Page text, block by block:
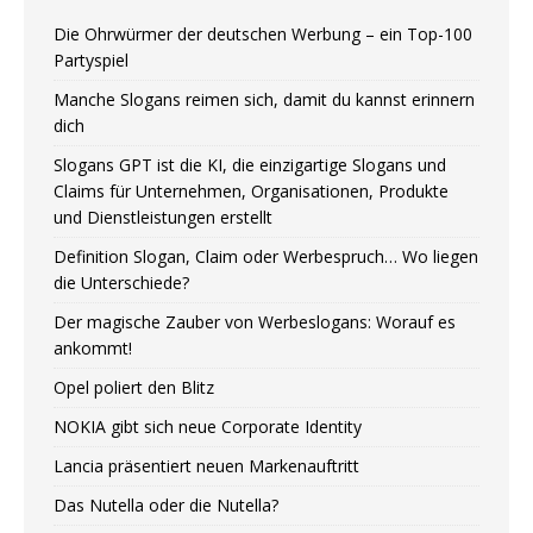
Die Ohrwürmer der deutschen Werbung – ein Top-100
Partyspiel
Manche Slogans reimen sich, damit du kannst erinnern
dich
Slogans GPT ist die KI, die einzigartige Slogans und
Claims für Unternehmen, Organisationen, Produkte
und Dienstleistungen erstellt
Definition Slogan, Claim oder Werbespruch… Wo liegen
die Unterschiede?
Der magische Zauber von Werbeslogans: Worauf es
ankommt!
Opel poliert den Blitz
NOKIA gibt sich neue Corporate Identity
Lancia präsentiert neuen Markenauftritt
Das Nutella oder die Nutella?